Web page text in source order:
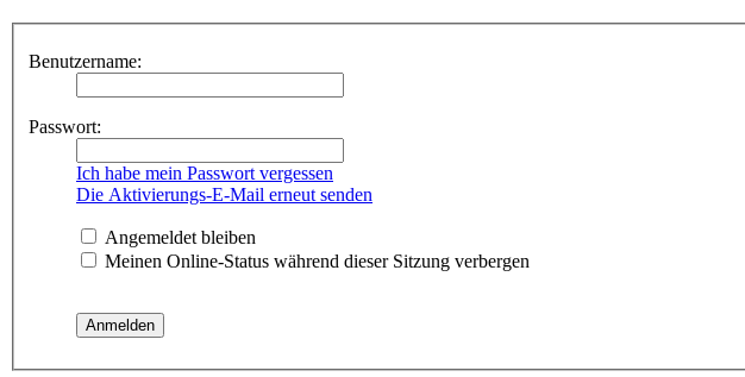
Benutzername:
Passwort:
Ich habe mein Passwort vergessen
Die Aktivierungs-E-Mail erneut senden
Angemeldet bleiben
Meinen Online-Status während dieser Sitzung verbergen